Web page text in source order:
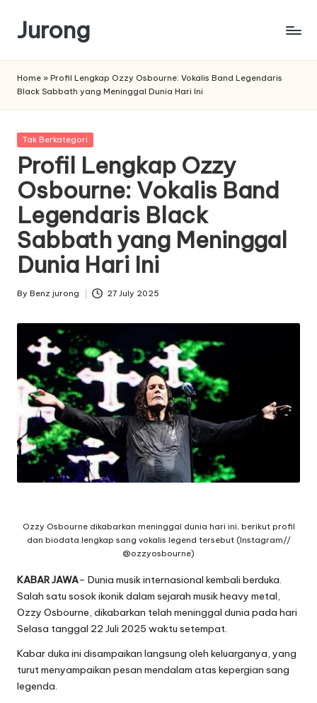
content
Jurong
Home » Profil Lengkap Ozzy Osbourne: Vokalis Band Legendaris
Black Sabbath yang Meninggal Dunia Hari Ini
Posted
Tak Berkategori
Profil Lengkap Ozzy
Osbourne: Vokalis Band
Legendaris Black
Sabbath yang Meninggal
Dunia Hari Ini
Posted
By Benz jurong 27 July 2025
Ozzy Osbourne dikabarkan meninggal dunia hari ini, berikut profil
dan biodata lengkap sang vokalis legend tersebut (Instagram//
@ozzyosbourne)
KABAR JAWA– Dunia musik internasional kembali berduka.
Salah satu sosok ikonik dalam sejarah musik heavy metal,
Ozzy Osbourne, dikabarkan telah meninggal dunia pada hari
Selasa tanggal 22 Juli 2025 waktu setempat.
Kabar duka ini disampaikan langsung oleh keluarganya, yang
turut menyampaikan pesan mendalam atas kepergian sang
legenda.